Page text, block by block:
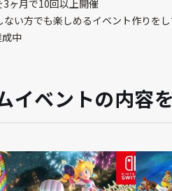
3ヶ月で10回以上開催
い方でも楽しめるイベント作りをし
中
イベントの内容